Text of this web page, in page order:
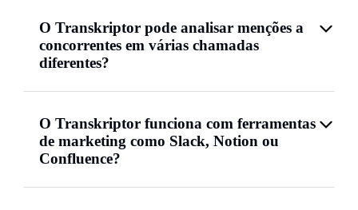
O Transkriptor pode analisar menções a
concorrentes em várias chamadas
diferentes?
O Transkriptor funciona com ferramentas
de marketing como Slack, Notion ou
Confluence?